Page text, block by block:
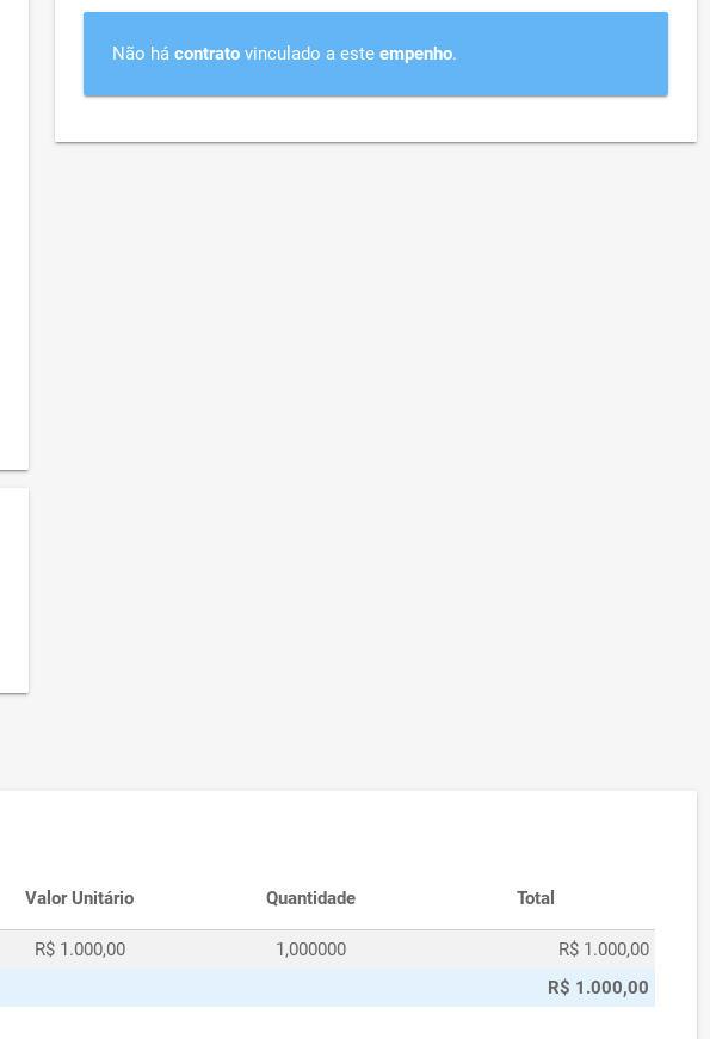
Não hácontrato vinculado a esteempenho.
Valor Unitário Quantidade Total
R$ 1.000,00 1,000000
R$ 1.000,00
R$ 1.000,00